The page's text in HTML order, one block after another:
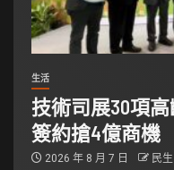
生活
技術司展30項
簽約搶4億商機
2026 年 8 月 7 日 民